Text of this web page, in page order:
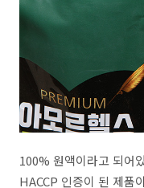
100% 원액이라고 되어
HACCP 인증이 된 제